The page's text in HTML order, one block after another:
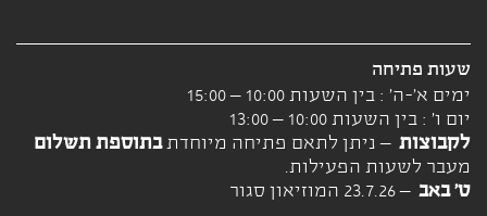
שעות פתיחה
ימים א'-ה' : בין השעות 10:00 – 15:00
יום ו' : בין השעות 10:00 – 13:00
לקבוצות – ניתן לתאם פתיחה מיוחדתבתוספת תשלום
מעבר לשעות הפעילות.
ט' באב– 23.7.26 המוזיאון סגור